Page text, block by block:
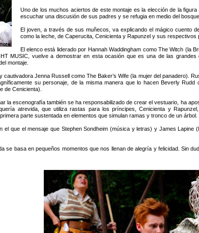
Uno de los muchos aciertos de este montaje es la elección de la
escuchar una discusión de sus padres y se refugia en medio del
El joven, a través de sus muñecos, va explicando el mágico cuento
como la leche, de Caperucita, Cenicienta y Rapunzel y sus
El elenco está liderado por Hannah Waddingham como The Witch (la
MUSIC, vuelve a demostrar en esta ocasión que es una de las
montaje.
cautivadora Jenna Russell como The Baker’s Wife (la mujer del panadero).
su personaje, de la misma manera que lo hacen Beverly
de Cenicienta).
la escenografía también se ha responsabilizado de crear el vestuario, ha
atrevida, que utiliza rastas para los príncipes, Cenicienta y
parte sustentada en elementos que simulan ramas y tronco de un árbol.
el que el mensaje que Stephen Sondheim (música y letras) y James
se basa en pequeños momentos que nos llenan de alegría y felicidad. Sin